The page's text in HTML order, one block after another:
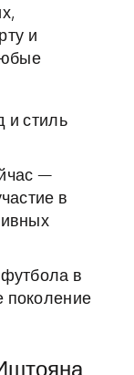
и
и стиль
—
в
в